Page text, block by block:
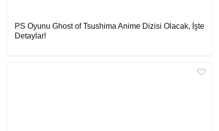
PS Oyunu Ghost of Tsushima Anime Dizisi Olacak, İşte
Detaylar!